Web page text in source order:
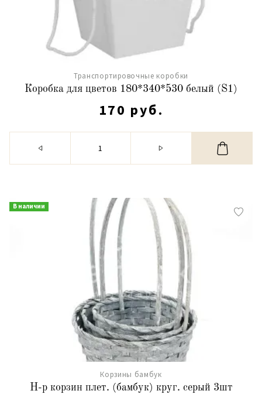
Транспортировочные коробки
Коробка для цветов 180*340*530 белый (S1)
170 руб.
В наличии
Корзины бамбук
Н-р корзин плет. (бамбук) круг. серый 3шт